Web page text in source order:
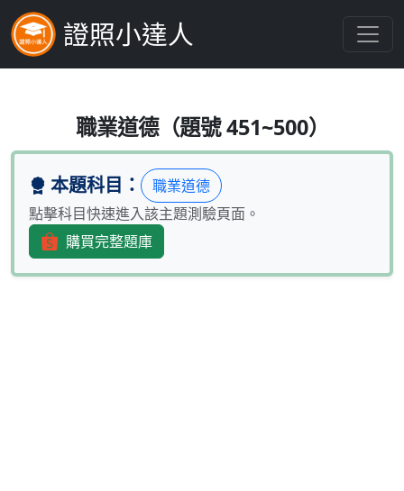
證照小達人
下列有關金融從業人員從事保
職業道德（題號 451~500）
本題科目：
職業道德
點擊科目快速進入該主題測驗頁面。
購買完整題庫